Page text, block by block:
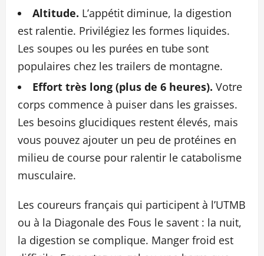
Altitude. L’appétit diminue, la digestion
est ralentie. Privilégiez les formes liquides.
Les soupes ou les purées en tube sont
populaires chez les trailers de montagne.
Effort très long (plus de 6 heures). Votre
corps commence à puiser dans les graisses.
Les besoins glucidiques restent élevés, mais
vous pouvez ajouter un peu de protéines en
milieu de course pour ralentir le catabolisme
musculaire.
Les coureurs français qui participent à l’UTMB
ou à la Diagonale des Fous le savent : la nuit,
la digestion se complique. Manger froid est